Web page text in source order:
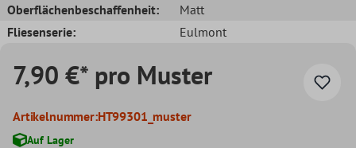
Oberflächenbeschaffenheit:
Matt
Fliesenserie:
Eulmont
7,90 €* pro Muster
Artikelnummer:HT99301_muster
Auf Lager